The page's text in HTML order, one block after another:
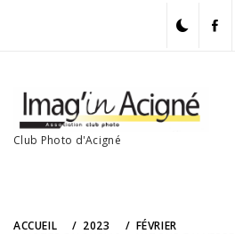
Club Photo d'Acigné
ACCUEIL 2023
FÉVRIER